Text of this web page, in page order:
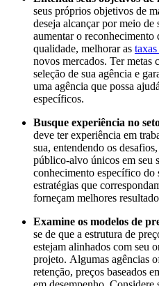
seus próprios objetivos de
deseja alcançar por meio
aumentar o reconhecimento
qualidade, melhorar as
novos mercados. Ter metas
seleção de sua agência e
uma agência que possa
específicos.
Busque experiência no
deve ter experiência em
sua, entendendo os
público-alvo únicos em seu
conhecimento específico do
estratégias que
forneçam melhores
Examine os modelos de
se de que a estrutura de
estejam alinhados com seu
projeto. Algumas agências
retenção, preços baseados